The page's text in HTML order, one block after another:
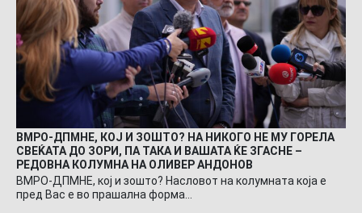
ВМРО-ДПМНЕ, КОЈ И ЗОШТО? НА НИКОГО НЕ МУ ГОРЕЛА
СВЕЌАТА ДО ЗОРИ, ПА ТАКА И ВАШАТА ЌЕ ЗГАСНЕ –
РЕДОВНА КОЛУМНА НА ОЛИВЕР АНДОНОВ
ВМРО-ДПМНЕ, кој и зошто? Насловот на колумната која е
пред Вас е во прашална форма…